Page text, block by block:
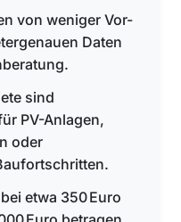
von weniger Vor-
Daten
sind
PV-Anlagen,
oder
etwa 350 Euro